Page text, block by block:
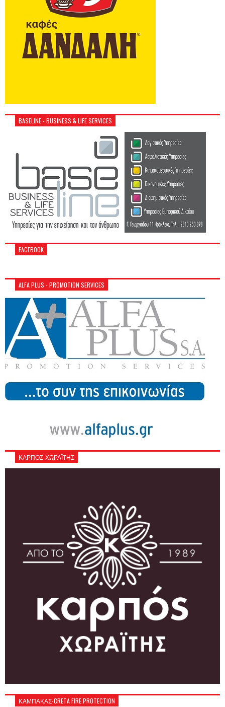
BASELINE - BUSINESS & LIFE SERVICES
FACEBOOK
ALFA PLUS - PROMOTION SERVICES
ΚΑΡΠΟΣ-ΧΩΡΑΪΤΗΣ
ΚΑΜΠΑΚΑΣ-CRETA FIRE PROTECTION